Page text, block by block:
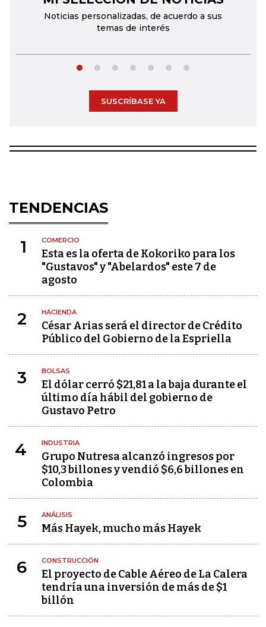
Noticias personalizadas, de acuerdo a sus
temas de interés
SUSCRÍBASE YA
TENDENCIAS
1 COMERCIO
Esta es la oferta de Kokoriko para los
"Gustavos" y "Abelardos" este 7 de
agosto
2 HACIENDA
César Arias será el director de Crédito
Público del Gobierno de la Espriella
3 BOLSAS
El dólar cerró $21,81 a la baja durante el
último día hábil del gobierno de
Gustavo Petro
4 INDUSTRIA
Grupo Nutresa alcanzó ingresos por
$10,3 billones y vendió $6,6 billones en
Colombia
5 ANÁLISIS
Más Hayek, mucho más Hayek
6 CONSTRUCCIÓN
El proyecto de Cable Aéreo de La Calera
tendría una inversión de más de $1
billón